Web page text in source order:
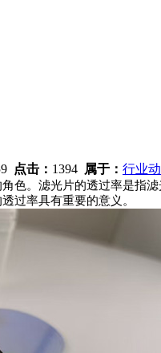
点击： 1394 属于： 行业
色。滤光片的透过率是指
过率具有重要的意义。